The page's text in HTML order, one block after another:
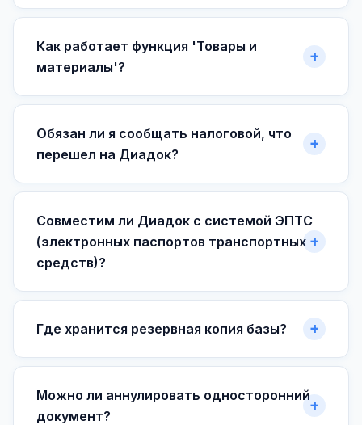
Как работает функция 'Товары и
материалы'?
Обязан ли я сообщать налоговой, что
перешел на Диадок?
Совместим ли Диадок с системой ЭПТС
(электронных паспортов транспортных
средств)?
Где хранится резервная копия базы?
Можно ли аннулировать односторонний
документ?